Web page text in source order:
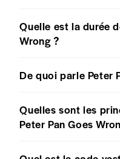
Quelle est la durée
Wrong ?
De quoi parle Peter
Quelles sont les
Peter Pan Goes